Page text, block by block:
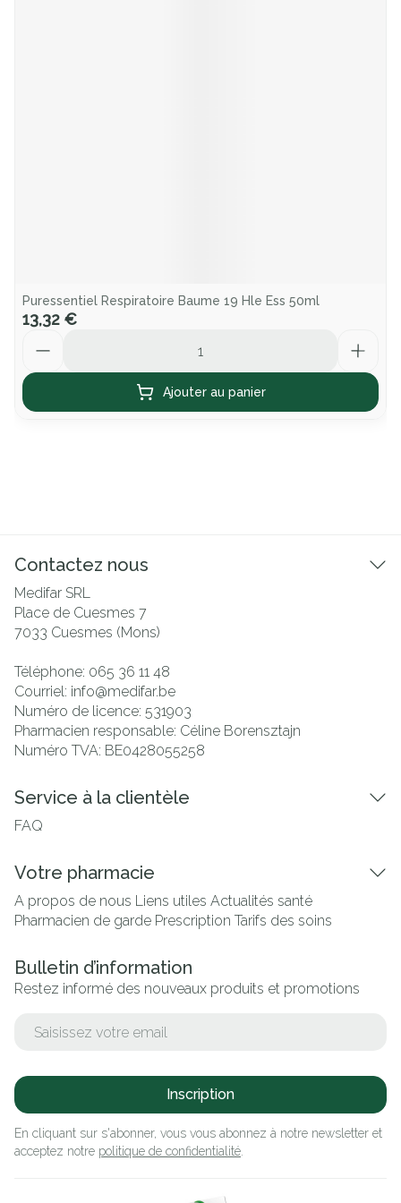
Puressentiel Respiratoire Baume 19 Hle Ess 50ml
13,32 €
Ajouter au panier
Contactez nous
Medifar SRL
Place de Cuesmes 7
7033 Cuesmes (Mons)
Téléphone: 065 36 11 48
Courriel: info@medifar.be
Numéro de licence: 531903
Pharmacien responsable: Céline Borensztajn
Numéro TVA: BE0428055258
Service à la clientèle
FAQ
Votre pharmacie
A propos de nous Liens utiles Actualités santé
Pharmacien de garde Prescription Tarifs des soins
Bulletin d’information
Restez informé des nouveaux produits et promotions
Inscription
En cliquant sur s'abonner, vous vous abonnez à notre newsletter et
acceptez notre politique de confidentialité